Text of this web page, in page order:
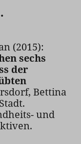
(2015):
sechs
der
Bettina
und